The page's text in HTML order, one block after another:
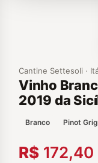
Cantine Settesoli ·
Vinho
2019 da
Branco Pinot
R$ 172,40